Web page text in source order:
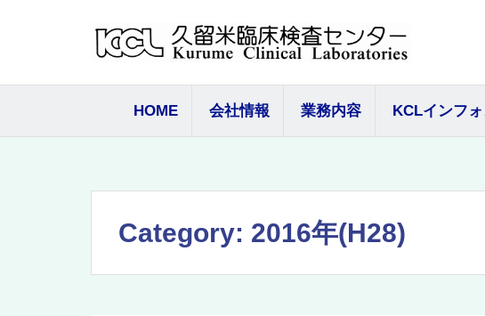
ス
HOME 会社情報 業務内容 KCLインフ
Category: 2016年(H28)